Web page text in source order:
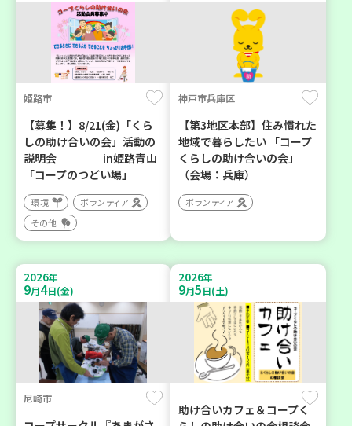
姫路市
【募集！】8/21(金)「くら
しの助け合いの会」活動の
説明会 in姫路青山
「コープのつどい場」
環境
ボランティア
その他
神戸市兵庫区
【第3地区本部】住み慣れた
地域で暮らしたい 「コープ
くらしの助け合いの会」
（会場：兵庫）
ボランティア
2026年
9月4日(金)
尼崎市
2026年
9月5日(土)
助け合いカフェ＆コープく